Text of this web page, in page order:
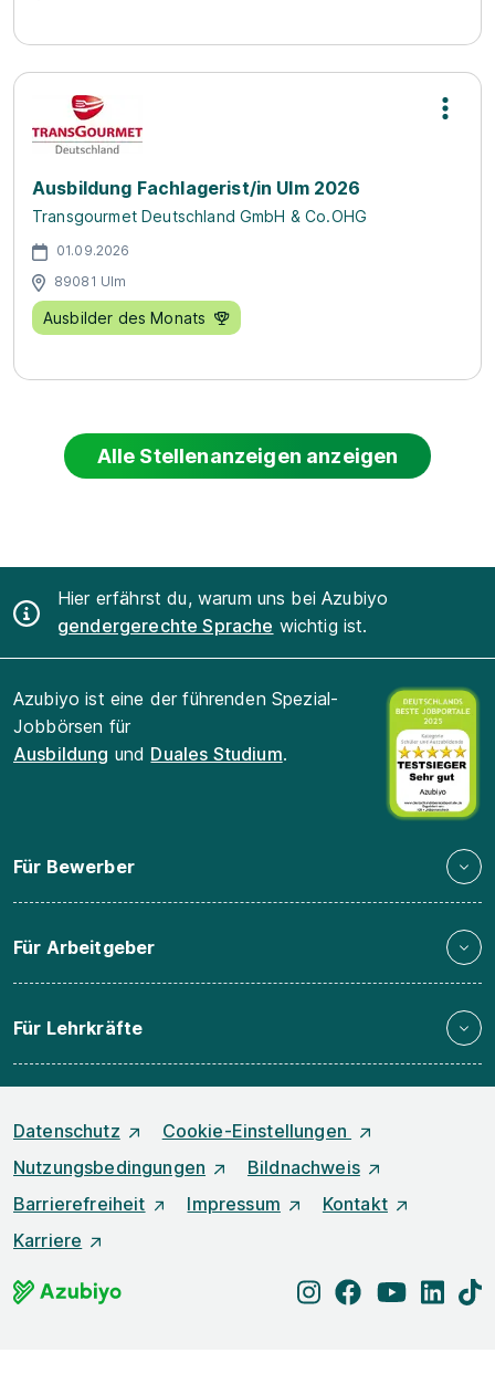
Ausbildung Fachlagerist/in Ulm 2026
Transgourmet Deutschland GmbH & Co.OHG
01.09.2026
89081 Ulm
Ausbilder des Monats
Alle Stellenanzeigen anzeigen
Hier erfährst du, warum uns bei Azubiyo
gendergerechte Sprache wichtig ist.
Azubiyo ist eine der führenden Spezial-
Jobbörsen für
Ausbildung und Duales Studium.
Für Bewerber
Für Arbeitgeber
Für Lehrkräfte
Datenschutz
Cookie-Einstellungen
Nutzungsbedingungen
Bildnachweis
Barrierefreiheit
Impressum
Kontakt
Karriere
instagram
facebookyoutube